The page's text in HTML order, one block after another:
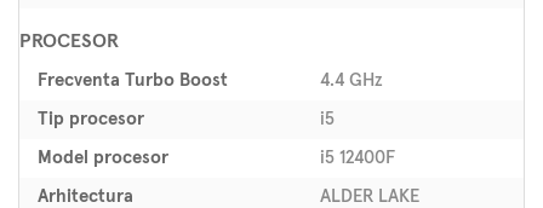
PROCESOR
Frecventa Turbo Boost 4.4 GHz
Tip procesor i5
Model procesor i5 12400F
Arhitectura ALDER LAKE